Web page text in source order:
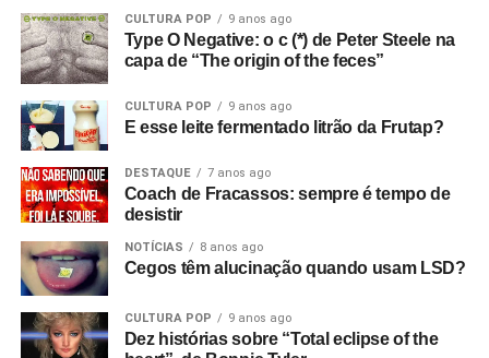
CULTURA POP 9 anos ago
Type O Negative: o c (*) de Peter Steele na
capa de “The origin of the feces”
CULTURA POP 9 anos ago
E esse leite fermentado litrão da Frutap?
DESTAQUE 7 anos ago
Coach de Fracassos: sempre é tempo de
desistir
NOTÍCIAS 8 anos ago
Cegos têm alucinação quando usam LSD?
CULTURA POP 9 anos ago
Dez histórias sobre “Total eclipse of the